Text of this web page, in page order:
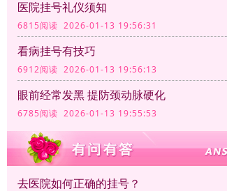
医院挂号礼仪须知
6815阅读 2026-01-13 19:56:31
看病挂号有技巧
6912阅读 2026-01-13 19:56:13
眼前经常发黑 提防颈动脉硬化
6785阅读 2026-01-13 19:55:53
去医院如何正确的挂号？